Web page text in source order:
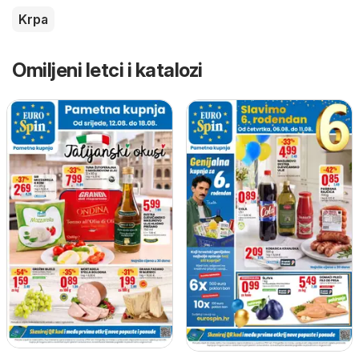
Krpa
Omiljeni letci i katalozi